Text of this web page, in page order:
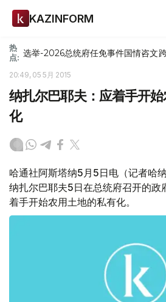
KAZINFORM
热
点: 选举-2026总统府任免事件国情咨文
20:49, 05 5月 2015
纳扎尔巴耶夫：应着手开
化
哈通社阿斯塔纳5月5日电（记者哈
纳扎尔巴耶夫5日在总统府召开的政
着手开始农用土地的私有化。